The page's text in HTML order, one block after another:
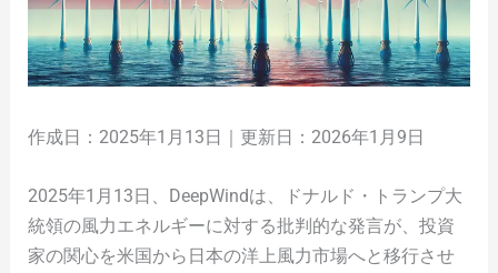
作成日：2025年1月13日｜更新日：2026年1月9日
2025年1月13日、DeepWindは、ドナルド・トランプ大
統領の風力エネルギーに対する批判的な発言が、投資
家の関心を米国から日本の洋上風力市場へと移行させ